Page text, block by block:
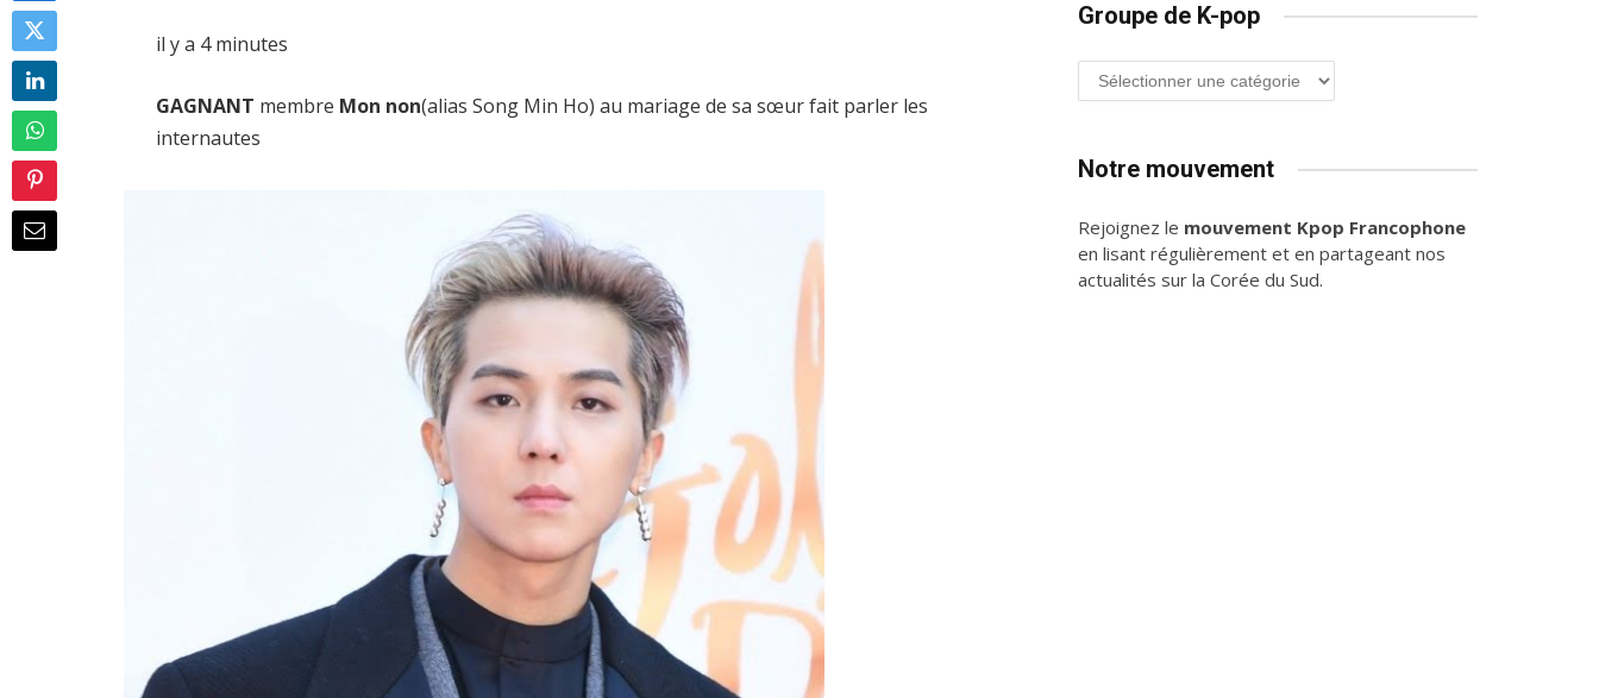
il y a 4 minutes
GAGNANT membre Mon non(alias Song Min Ho) au mariage de sa sœur fait parler les
internautes
Groupe de K-pop
Groupe
de
Notre mouvement
Rejoignez le mouvement Kpop Francophone
en lisant régulièrement et en partageant nos
actualités sur la Corée du Sud.